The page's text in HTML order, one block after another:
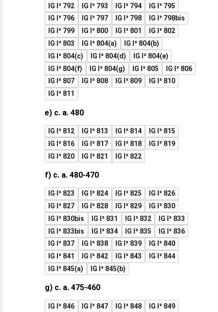
IG I³ 792
IG I³ 793 IG I³ 794
IG I³ 795
IG I³ 796
IG I³ 797 IG I³ 798
IG I³ 798bis
IG I³ 799
IG I³ 800 IG I³ 801
IG I³ 802
IG I³ 803
IG I³ 804(a)
IG I³ 804(b)
IG I³ 804(c)
IG I³ 804(d)
IG I³ 804(e)
IG I³ 804(f)
IG I³ 804(g) IG I³ 805
IG I³ 806
IG I³ 807
IG I³ 808 IG I³ 809
IG I³ 810
IG I³ 811
e) c. a. 480
IG I³ 812 IG I³ 813 IG I³ 814
IG I³ 815
IG I³ 816
IG I³ 817 IG I³ 818
IG I³ 819
IG I³ 820
IG I³ 821 IG I³ 822
f) c. a. 480-470
IG I³ 823 IG I³ 824 IG I³ 825
IG I³ 826
IG I³ 827
IG I³ 828 IG I³ 829
IG I³ 830
IG I³ 830bis
IG I³ 831 IG I³ 832
IG I³ 833
IG I³ 833bis
IG I³ 834 IG I³ 835
IG I³ 836
IG I³ 837
IG I³ 838 IG I³ 839
IG I³ 840
IG I³ 841
IG I³ 842 IG I³ 843
IG I³ 844
IG I³ 845(a)
IG I³ 845(b)
g) c. a. 475-460
IG I³ 846 IG I³ 847 IG I³ 848
IG I³ 849